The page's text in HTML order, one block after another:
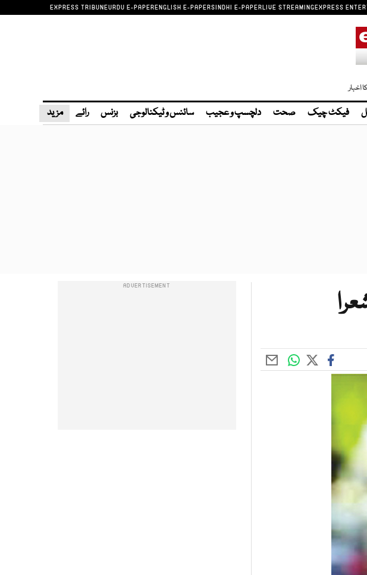
EXPRESS TRIBUNEURDU E-PAPERENGLISH E-PAPERSINDHI E-PAPERLIVE STREAMINGEXPRESS
اخبار
فیکٹ چیک صحت دلچسپ و عجیب سائنس و ٹیکنالوجی بزنس رائے مزید